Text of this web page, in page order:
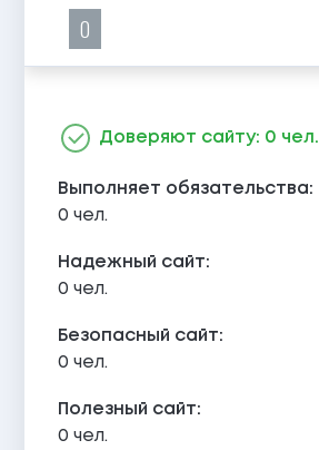
0
Доверяют сайту: 0 чел.
Выполняет обязательства:
0 чел.
Надежный сайт:
0 чел.
Безопасный сайт:
0 чел.
Полезный сайт:
0 чел.